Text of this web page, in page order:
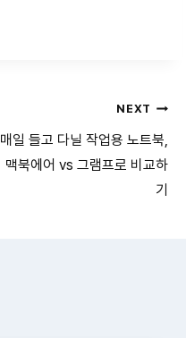
NEXT
매일 들고 다닐 작업용 노트북,
맥북에어 vs 그램프로 비교하
기